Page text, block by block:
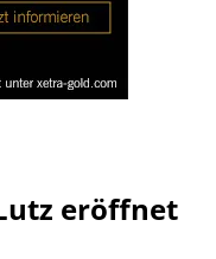
eröffnet